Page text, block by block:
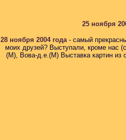
25 ноября
28 ноября 2004 года - самый
моих друзей? Выступали, кроме нас
(М), Вова-д.е.(М) Выставка картин